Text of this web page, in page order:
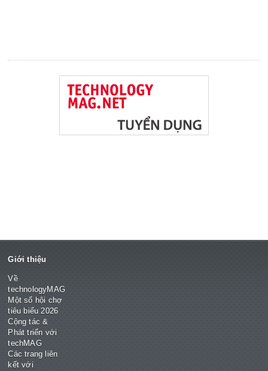
Giới thiệu
Về
technologyMAG
Một số hội chợ
tiêu biểu 2026
Cộng tác &
Phát triển với
techMAG
Các trang liên
kết với